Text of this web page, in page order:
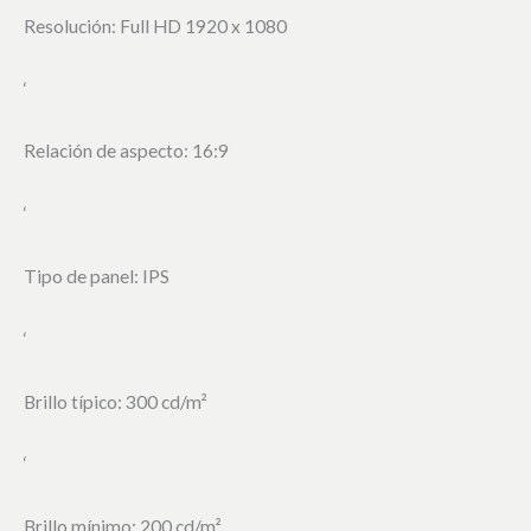
Resolución: Full HD 1920 x 1080
‘
Relación de aspecto: 16:9
‘
Tipo de panel: IPS
‘
Brillo típico: 300 cd/m²
‘
Brillo mínimo: 200 cd/m²